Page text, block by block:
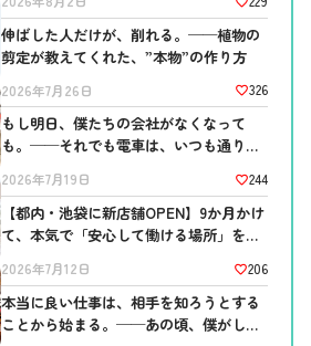
伸ばした人だけが、削れる。──植物の
剪定が教えてくれた、”本物”の作り方
2026年7月26日 326
もし明日、僕たちの会社がなくなって
も。──それでも電車は、いつも通り走
2026年7月19日 244
【都内・池袋に新店舗OPEN】9か月かけ
て、本気で「安心して働ける場所」を作
2026年7月12日 206
本当に良い仕事は、相手を知ろうとする
ことから始まる。──あの頃、僕がして